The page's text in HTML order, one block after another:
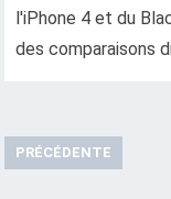
l'iPhone 4 et du
des comparaisons
APRÉCÉDENTE